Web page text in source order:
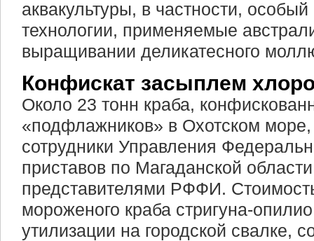
аквакультуры, в частности,
технологии, применяемые
выращивании деликатесного
Конфискат засыплем
Около 23 тонн краба,
«подфлажников» в Охотском
сотрудники Управления
приставов по Магаданской
представителями РФФИ.
мороженого краба стригуна-
утилизации на городской свалке,